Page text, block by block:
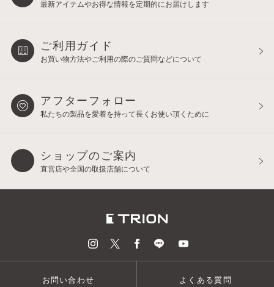
最新アイテムやお得な情報を定期的にお届けします
ご利用ガイド
お買い物方法やご利用の際のご質問などについて
アフターフォロー
私たちの製品を愛着を持って長くお使い頂くために
ショップのご案内
直営店や全国の取扱店舗について
お問い合わせ よくある質問